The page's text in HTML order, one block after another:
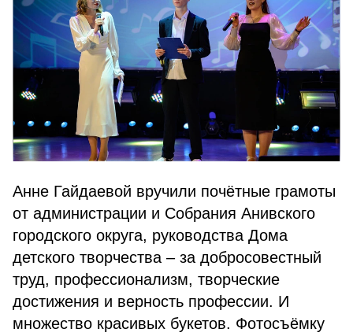
Анне Гайдаевой вручили почётные грамоты
от администрации и Собрания Анивского
городского округа, руководства Дома
детского творчества – за добросовестный
труд, профессионализм, творческие
достижения и верность профессии. И
множество красивых букетов. Фотосъёмку